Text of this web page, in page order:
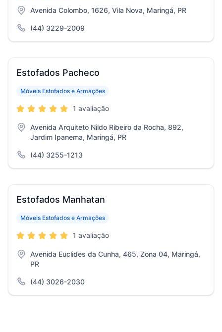
Avenida Colombo, 1626, Vila Nova, Maringá, PR
(44) 3229-2009
Estofados Pacheco
Móveis Estofados e Armações
1 avaliação
Avenida Arquiteto Nildo Ribeiro da Rocha, 892,
Jardim Ipanema, Maringá, PR
(44) 3255-1213
Estofados Manhatan
Móveis Estofados e Armações
1 avaliação
Avenida Euclides da Cunha, 465, Zona 04, Maringá,
PR
(44) 3026-2030